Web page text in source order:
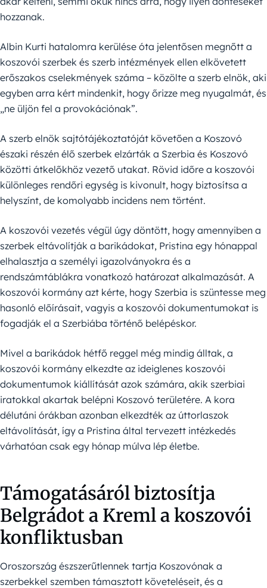
hozzanak.
Albin Kurti hatalomra kerülése óta jelentősen megnőtt a
koszovói szerbek és szerb intézmények ellen elkövetett
erőszakos cselekmények száma – közölte a szerb elnök, aki
egyben arra kért mindenkit, hogy őrizze meg nyugalmát, és
„ne üljön fel a provokációnak”.
A szerb elnök sajtótájékoztatóját követően a Koszovó
északi részén élő szerbek elzárták a Szerbia és Koszovó
közötti átkelőkhöz vezető utakat. Rövid időre a koszovói
különleges rendőri egység is kivonult, hogy biztosítsa a
helyszínt, de komolyabb incidens nem történt.
A koszovói vezetés végül úgy döntött, hogy amennyiben a
szerbek eltávolítják a barikádokat, Pristina egy hónappal
elhalasztja a személyi igazolványokra és a
rendszámtáblákra vonatkozó határozat alkalmazását. A
koszovói kormány azt kérte, hogy Szerbia is szüntesse meg
hasonló előírásait, vagyis a koszovói dokumentumokat is
fogadják el a Szerbiába történő belépéskor.
Mivel a barikádok hétfő reggel még mindig álltak, a
koszovói kormány elkezdte az ideiglenes koszovói
dokumentumok kiállítását azok számára, akik szerbiai
iratokkal akartak belépni Koszovó területére. A kora
délutáni órákban azonban elkezdték az úttorlaszok
eltávolítását, így a Pristina által tervezett intézkedés
várhatóan csak egy hónap múlva lép életbe.
Támogatásáról biztosítja
Belgrádot a Kreml a koszovói
konfliktusban
Oroszország észszerűtlennek tartja Koszovónak a
szerbekkel szemben támasztott követeléseit, és a